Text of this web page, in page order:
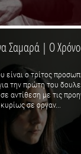
Σαμαρά | Ο
ο τρίτος
την πρώτη του
αντίθεση με τις
σε οργαν...